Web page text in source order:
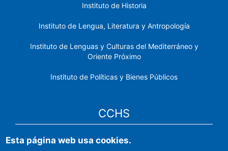
Instituto de Historia
Instituto de Lengua, Literatura y Antropología
Instituto de Lenguas y Culturas del Mediterráneo y
Oriente Próximo
Instituto de Políticas y Bienes Públicos
CCHS
Sede electrónica CSIC
Esta página web usa cookies.